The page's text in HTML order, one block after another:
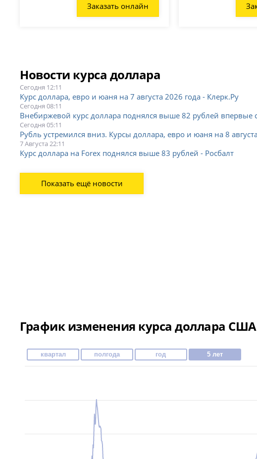
Заказать онлайн
Новости курса доллара
Сегодня 12:11
Курс доллара, евро и юаня на 7 августа 2026 года - Клерк.Ру
Сегодня 08:11
Внебиржевой курс доллара поднялся выше 82 рублей впервые
Сегодня 05:11
Рубль устремился вниз. Курсы доллара, евро и юаня на 8
7 Августа 22:11
Курс доллара на Forex поднялся выше 83 рублей - Росбалт
Показать ещё новости
График изменения курса доллара США
квартал полгода год 5 лет